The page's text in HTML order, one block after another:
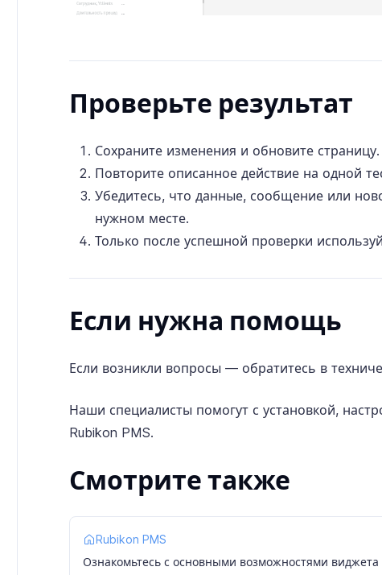
Проверьте результат
Сохраните изменения и обновите страницу.
Повторите описанное действие на одной
Убедитесь, что данные, сообщение или
нужном месте.
Только после успешной проверки
Если нужна помощь
Если возникли вопросы — обратитесь в
Наши специалисты помогут с установкой,
Rubikon PMS.
Смотрите также
Rubikon PMS
Ознакомьтесь с основными возможностями виджета